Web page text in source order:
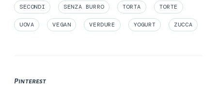
SECONDI SENZA BURRO TORTA TORTE
UOVA VEGAN VERDURE YOGURT ZUCCA
Pinterest